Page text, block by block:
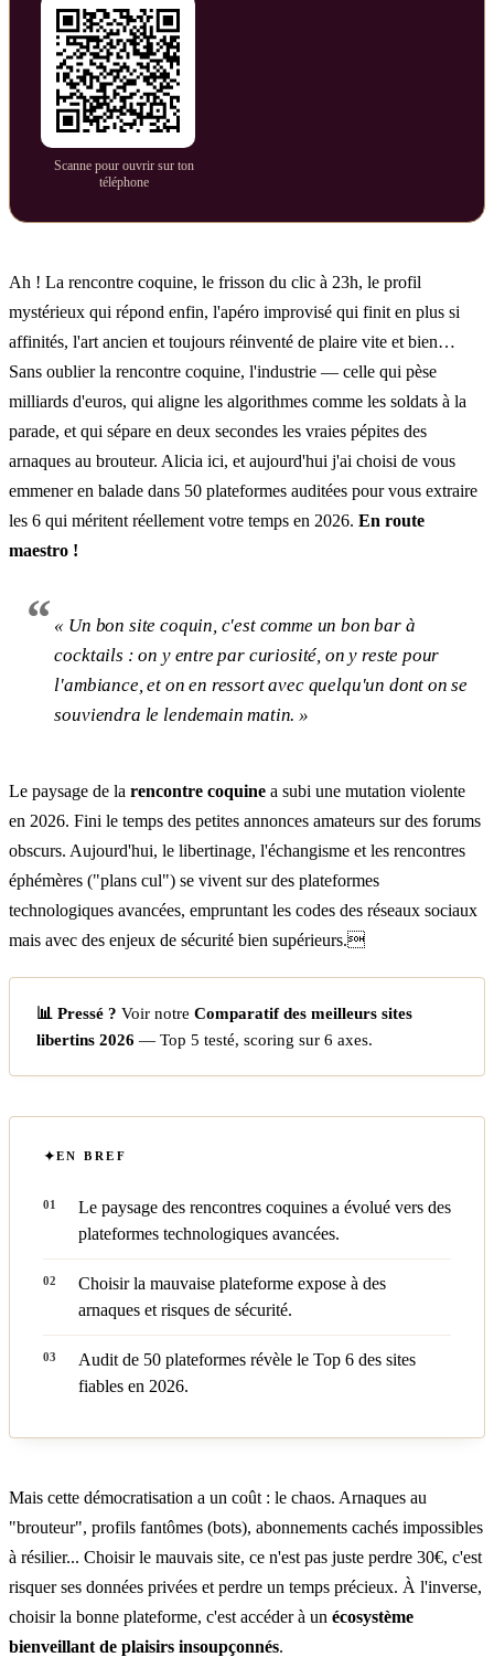
Scanne pour ouvrir sur ton
téléphone
Ah ! La rencontre coquine, le frisson du clic à 23h, le profil
mystérieux qui répond enfin, l'apéro improvisé qui finit en plus si
affinités, l'art ancien et toujours réinventé de plaire vite et bien…
Sans oublier la rencontre coquine, l'industrie — celle qui pèse
milliards d'euros, qui aligne les algorithmes comme les soldats à la
parade, et qui sépare en deux secondes les vraies pépites des
arnaques au brouteur. Alicia ici, et aujourd'hui j'ai choisi de vous
emmener en balade dans 50 plateformes auditées pour vous extraire
les 6 qui méritent réellement votre temps en 2026. En route
maestro !
« Un bon site coquin, c'est comme un bon bar à
cocktails : on y entre par curiosité, on y reste pour
l'ambiance, et on en ressort avec quelqu'un dont on se
souviendra le lendemain matin. »
Le paysage de la rencontre coquine a subi une mutation violente
en 2026. Fini le temps des petites annonces amateurs sur des forums
obscurs. Aujourd'hui, le libertinage, l'échangisme et les rencontres
éphémères ("plans cul") se vivent sur des plateformes
technologiques avancées, empruntant les codes des réseaux sociaux
mais avec des enjeux de sécurité bien supérieurs.
📊 Pressé ? Voir notre Comparatif des meilleurs sites
libertins 2026 — Top 5 testé, scoring sur 6 axes.
EN BREF
Le paysage des rencontres coquines a évolué vers des
plateformes technologiques avancées.
Choisir la mauvaise plateforme expose à des
arnaques et risques de sécurité.
Audit de 50 plateformes révèle le Top 6 des sites
fiables en 2026.
Mais cette démocratisation a un coût : le chaos. Arnaques au
"brouteur", profils fantômes (bots), abonnements cachés impossibles
à résilier... Choisir le mauvais site, ce n'est pas juste perdre 30€, c'est
risquer ses données privées et perdre un temps précieux. À l'inverse,
choisir la bonne plateforme, c'est accéder à un écosystème
bienveillant de plaisirs insoupçonnés.